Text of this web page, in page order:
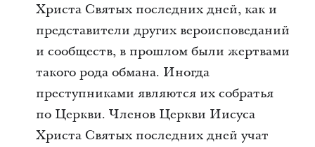
Христа Святых последних дней, как и
представители других вероисповеданий
и сообществ, в прошлом были жертвами
такого рода обмана. Иногда
преступниками являются их собратья
по Церкви. Членов Церкви Иисуса
Христа Святых последних дней учат